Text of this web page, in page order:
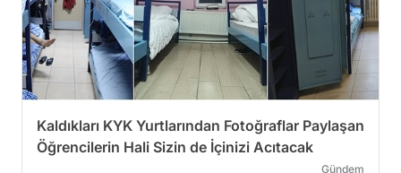
Kaldıkları KYK Yurtlarından Fotoğraflar Paylaşan
Öğrencilerin Hali Sizin de İçinizi Acıtacak
Gündem